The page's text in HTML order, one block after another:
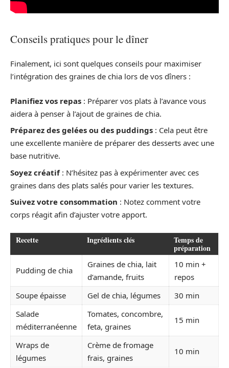
Conseils pratiques pour le dîner
Finalement, ici sont quelques conseils pour maximiser
l’intégration des graines de chia lors de vos dîners :
Planifiez vos repas : Préparer vos plats à l’avance vous
aidera à penser à l’ajout de graines de chia.
Préparez des gelées ou des puddings : Cela peut être
une excellente manière de préparer des desserts avec une
base nutritive.
Soyez créatif: N’hésitez pas à expérimenter avec ces
graines dans des plats salés pour varier les textures.
Suivez votre consommation : Notez comment votre
corps réagit afin d’ajuster votre apport.
Recette Ingrédients clés Temps de
préparation
Pudding de chia
Graines de chia, lait
d’amande, fruits
10 min +
repos
Soupe épaisse
Gel de chia, légumes
30 min
Salade
méditerranéenne
Tomates, concombre,
feta, graines
15 min
Wraps de
légumes
Crème de fromage
frais, graines
10 min